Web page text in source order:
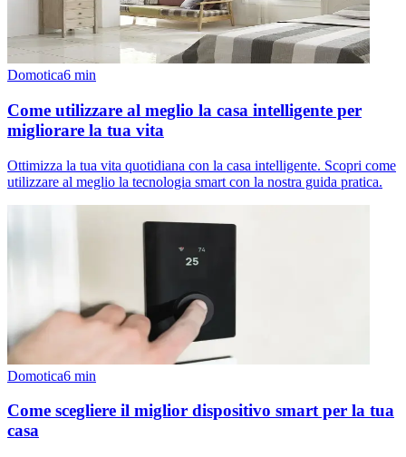
Domotica6 min
Come utilizzare al meglio la casa intelligente per
migliorare la tua vita
Ottimizza la tua vita quotidiana con la casa intelligente. Scopri come
utilizzare al meglio la tecnologia smart con la nostra guida pratica.
Domotica6 min
Come scegliere il miglior dispositivo smart per la tua
casa